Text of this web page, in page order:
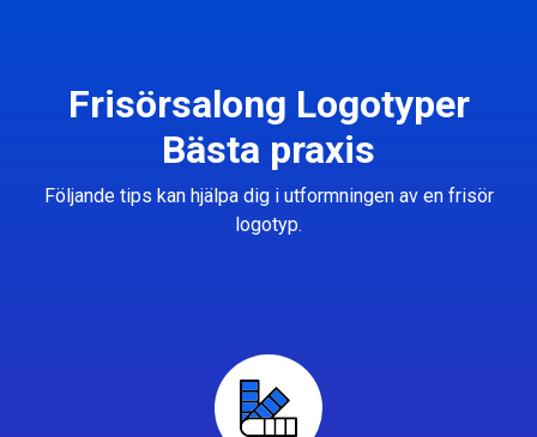
Frisörsalong Logotyper
Bästa praxis
Följande tips kan hjälpa dig i utformningen av en frisör
logotyp.